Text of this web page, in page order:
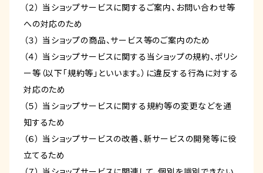
（２） 当ショップサービスに関するご案内、お問い合わせ等
への対応のため
（３） 当ショップの商品、サービス等のご案内のため
（４） 当ショップサービスに関する当ショップの規約、ポリシ
ー等（以下「規約等」といいます。）に違反する行為に対する
対応のため
（５） 当ショップサービスに関する規約等の変更などを通
知するため
（６） 当ショップサービスの改善、新サービスの開発等に役
立てるため